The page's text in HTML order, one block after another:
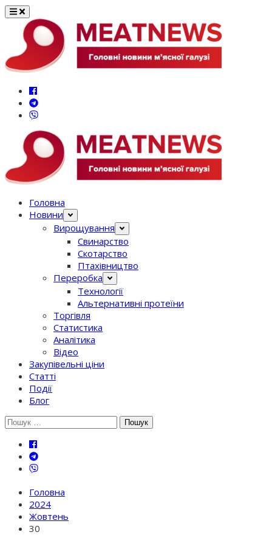
Перейти
вмісту
Головна
Новини
Вирощування
Свинарство
Скотарство
Птахівництво
Переробка
Технології
Альтернативні протеїни
Торгівля
Статистика
Аналітика
Відео
Закупівельні ціни
Статті
Події
Блог
Шукати:
Головна
2024
Жовтень
30